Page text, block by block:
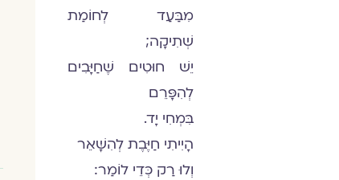
מִבַּעַד לְחוֹמַת
שְׁתִיקָה;
יֵשׁ חוּטִים שֶׁחַיָּבִים
לְהִפָּרֵם
בִּמְחִי יָד.
הָיִיתִי חַיֶּבֶת לְהִשָּׁאֵר
וְלוּ רַק כְּדֵי לוֹמַר: